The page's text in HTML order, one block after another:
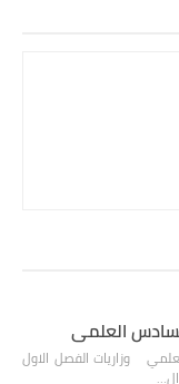
العلمي
وزاريات الفصل الاول